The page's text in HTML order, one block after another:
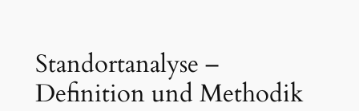
Standortanalyse –
Definition und Methodik